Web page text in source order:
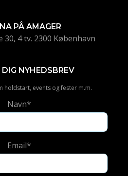
PÅ AMAGER
4 tv. 2300 København
NYHEDSBREV
holdstart, events og fester m.m.
Navn*
Email*